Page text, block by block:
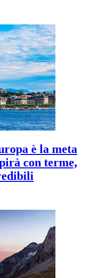
è la meta
con terme,